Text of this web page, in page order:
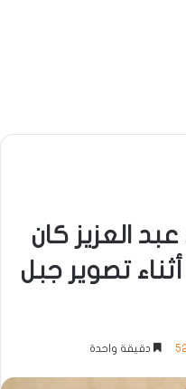
العزيز كان
تصوير جبل
دقيقة واحدة